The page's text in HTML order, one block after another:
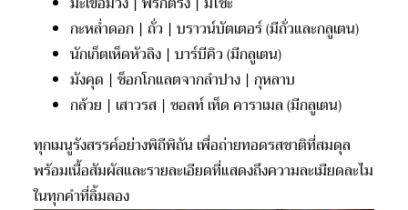
กะหล่ำดอก | ถั่ว | บราวน์บัตเตอร์ (มีถั่วและกลูเตน)
นักเก็ตเห็ดหัวลิง | บาร์บีคิว (มีกลูเตน)
มังคุด | ช็อกโกแลตจากลำปาง | กุหลาบ
กล้วย | เสาวรส | ซอลท์ เท็ด คาราเมล (มีกลูเตน)
ทุกเมนูรังสรรค์อย่างพิถีพิถัน เพื่อถ่ายทอดรสชาติที่สมดุล
พร้อมเนื้อสัมผัสและรายละเอียดที่แสดงถึงความละเมียดละไม
ในทุกคำที่ลิ้มลอง